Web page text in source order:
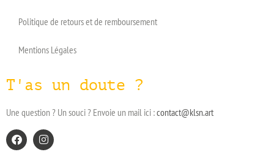
Politique de retours et de remboursement
Mentions Légales
T'as un doute ?
Une question ? Un souci ? Envoie un mail ici :contact@klsn.art